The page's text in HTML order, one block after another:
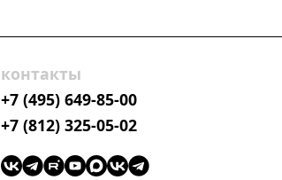
контакты
+7 (495) 649-85-00
+7 (812) 325-05-02